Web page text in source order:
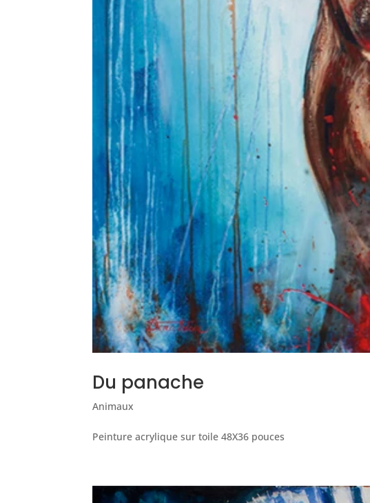
Du panache
Animaux
Peinture acrylique sur toile 48X36 pouces